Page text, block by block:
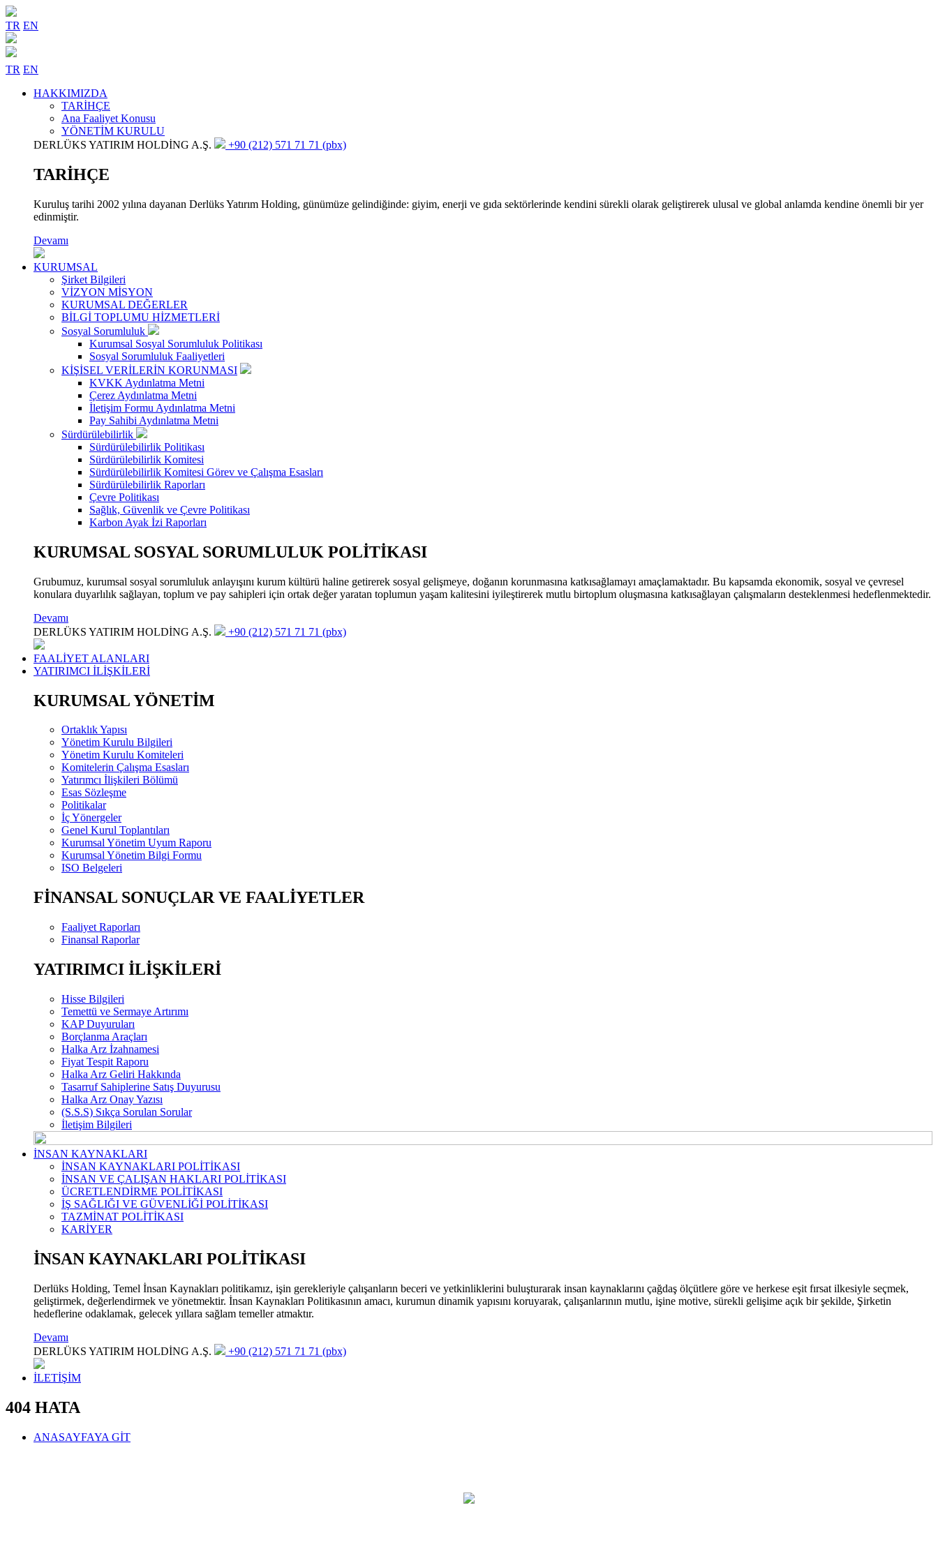
TR EN
TR EN
HAKKIMIZDA
TARİHÇE
Ana Faaliyet Konusu
YÖNETİM KURULU
DERLÜKS YATIRIM HOLDİNG A.Ş.
+90 (212) 571 71 71 (pbx)
TARİHÇE
Kuruluş tarihi 2002 yılına dayanan Derlüks Yatırım Holding, günümüze gelindiğinde: giyim, enerji ve gıda sektörlerinde kendini sürekli olarak geliştirerek ulusal ve global anlamda kendine önemli bir yer
edinmiştir.
Devamı
KURUMSAL
Şirket Bilgileri
VİZYON MİSYON
KURUMSAL DEĞERLER
BİLGİ TOPLUMU HİZMETLERİ
Sosyal Sorumluluk
Kurumsal Sosyal Sorumluluk Politikası
Sosyal Sorumluluk Faaliyetleri
KİŞİSEL VERİLERİN KORUNMASI
KVKK Aydınlatma Metni
Çerez Aydınlatma Metni
İletişim Formu Aydınlatma Metni
Pay Sahibi Aydınlatma Metni
Sürdürülebilirlik
Sürdürülebilirlik Politikası
Sürdürülebilirlik Komitesi
Sürdürülebilirlik Komitesi Görev ve Çalışma Esasları
Sürdürülebilirlik Raporları
Çevre Politikası
Sağlık, Güvenlik ve Çevre Politikası
Karbon Ayak İzi Raporları
KURUMSAL SOSYAL SORUMLULUK POLİTİKASI
Grubumuz, kurumsal sosyal sorumluluk anlayışını kurum kültürü haline getirerek sosyal gelişmeye, doğanın korunmasına katkısağlamayı amaçlamaktadır. Bu kapsamda ekonomik, sosyal ve çevresel
konulara duyarlılık sağlayan, toplum ve pay sahipleri için ortak değer yaratan toplumun yaşam kalitesini iyileştirerek mutlu birtoplum oluşmasına katkısağlayan çalışmaların desteklenmesi hedeflenmektedir.
Devamı
DERLÜKS YATIRIM HOLDİNG A.Ş.
+90 (212) 571 71 71 (pbx)
FAALİYET ALANLARI
YATIRIMCI İLİŞKİLERİ
KURUMSAL YÖNETİM
Ortaklık Yapısı
Yönetim Kurulu Bilgileri
Yönetim Kurulu Komiteleri
Komitelerin Çalışma Esasları
Yatırımcı İlişkileri Bölümü
Esas Sözleşme
Politikalar
İç Yönergeler
Genel Kurul Toplantıları
Kurumsal Yönetim Uyum Raporu
Kurumsal Yönetim Bilgi Formu
ISO Belgeleri
FİNANSAL SONUÇLAR VE FAALİYETLER
Faaliyet Raporları
Finansal Raporlar
YATIRIMCI İLİŞKİLERİ
Hisse Bilgileri
Temettü ve Sermaye Artırımı
KAP Duyuruları
Borçlanma Araçları
Halka Arz İzahnamesi
Fiyat Tespit Raporu
Halka Arz Geliri Hakkında
Tasarruf Sahiplerine Satış Duyurusu
Halka Arz Onay Yazısı
(S.S.S) Sıkça Sorulan Sorular
İletişim Bilgileri
İNSAN KAYNAKLARI
İNSAN KAYNAKLARI POLİTİKASI
İNSAN VE ÇALIŞAN HAKLARI POLİTİKASI
ÜCRETLENDİRME POLİTİKASI
İŞ SAĞLIĞI VE GÜVENLİĞİ POLİTİKASI
TAZMİNAT POLİTİKASI
KARİYER
İNSAN KAYNAKLARI POLİTİKASI
Derlüks Holding, Temel İnsan Kaynakları politikamız, işin gerekleriyle çalışanların beceri ve yetkinliklerini buluşturarak insan kaynaklarını çağdaş ölçütlere göre ve herkese eşit fırsat ilkesiyle seçmek,
geliştirmek, değerlendirmek ve yönetmektir. İnsan Kaynakları Politikasının amacı, kurumun dinamik yapısını koruyarak, çalışanlarının mutlu, işine motive, sürekli gelişime açık bir şekilde, Şirketin
hedeflerine odaklamak, gelecek yıllara sağlam temeller atmaktır.
Devamı
DERLÜKS YATIRIM HOLDİNG A.Ş.
+90 (212) 571 71 71 (pbx)
İLETİŞİM
404 HATA
ANASAYFAYA GİT